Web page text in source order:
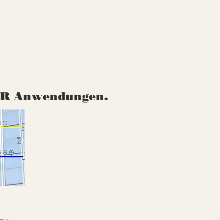
Anwendungen.